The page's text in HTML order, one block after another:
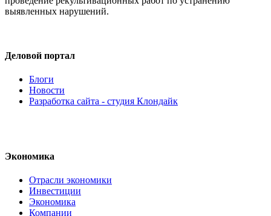
выявленных нарушений.
Деловой портал
Блоги
Новости
Разработка сайта - студия Клондайк
Экономика
Отрасли экономики
Инвестиции
Экономика
Компании